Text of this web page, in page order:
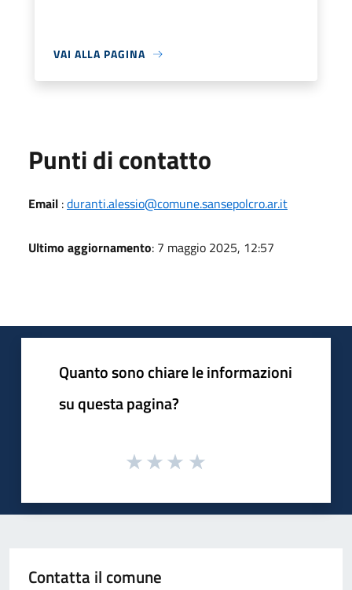
VAI ALLA PAGINA
Punti di contatto
Email :duranti.alessio@comune.sansepolcro.ar.it
Ultimo aggiornamento: 7 maggio 2025, 12:57
Quanto sono chiare le informazioni
su questa pagina?
Contatta il comune